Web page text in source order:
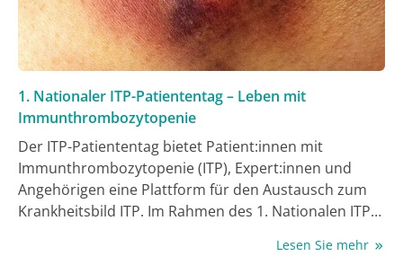
1. Nationaler ITP-Patiententag – Leben mit
Immunthrombozytopenie
Der ITP-Patiententag bietet Patient:innen mit
Immunthrombozytopenie (ITP), Expert:innen und
Angehörigen eine Plattform für den Austausch zum
Krankheitsbild ITP. Im Rahmen des 1. Nationalen ITP-
stattfand und an dem etwa 180 Patient:innen und
Lesen Sie mehr